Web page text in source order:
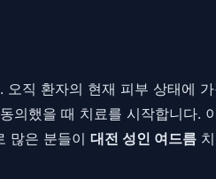
직 환자의 현재 피부 상태에
의했을 때 치료를 시작합니다.
많은 분들이 대전 성인 여드름